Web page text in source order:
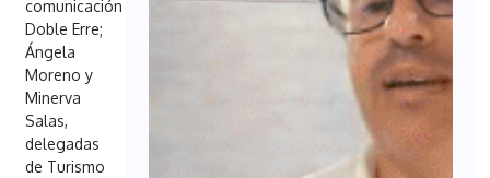
comunicación
Doble Erre;
Ángela
Moreno y
Minerva
Salas,
delegadas
de Turismo